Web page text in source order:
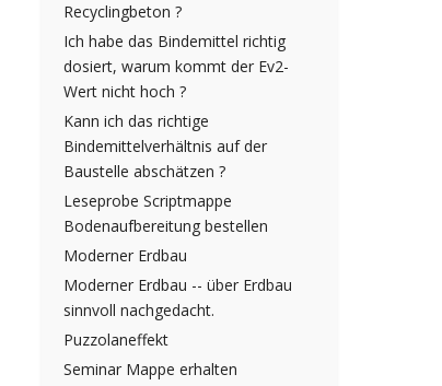
Recyclingbeton ?
Ich habe das Bindemittel richtig
dosiert, warum kommt der Ev2-
Wert nicht hoch ?
Kann ich das richtige
Bindemittelverhältnis auf der
Baustelle abschätzen ?
Leseprobe Scriptmappe
Bodenaufbereitung bestellen
Moderner Erdbau
Moderner Erdbau -- über Erdbau
sinnvoll nachgedacht.
Puzzolaneffekt
Seminar Mappe erhalten